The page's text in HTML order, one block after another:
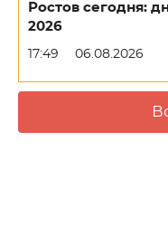
Ростов сегодня:
2026
17:49 06.08.2026